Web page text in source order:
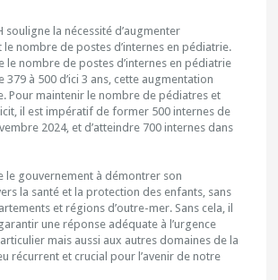
souligne la nécessité d’augmenter
nombre de postes d’internes en pédiatrie.
le nombre de postes d’internes en pédiatrie
379 à 500 d’ici 3 ans, cette augmentation
Pour maintenir le nombre de pédiatres et
il est impératif de former 500 internes de
2024, et d’atteindre 700 internes dans
le gouvernement à démontrer son
la santé et la protection des enfants, sans
et régions d’outre-mer. Sans cela, il
une réponse adéquate à l’urgence
mais aussi aux autres domaines de la
récurrent et crucial pour l’avenir de notre